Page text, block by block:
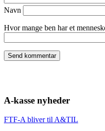
Navn
Hvor mange ben har et
A-kasse nyheder
FTF-A bliver til A&TIL